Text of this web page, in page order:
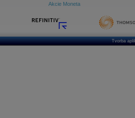
Akcie Moneta
Tvorba